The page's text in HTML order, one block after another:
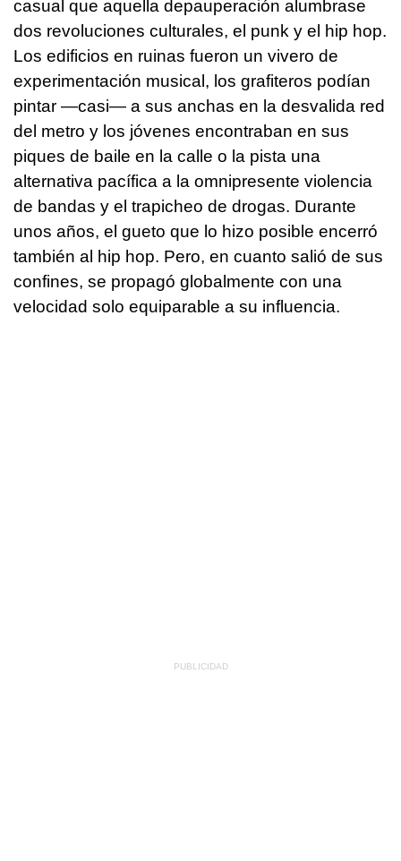
casual que aquella depauperación alumbrase
dos revoluciones culturales, el punk y el hip hop.
Los edificios en ruinas fueron un vivero de
experimentación musical, los grafiteros podían
pintar —casi— a sus anchas en la desvalida red
del metro y los jóvenes encontraban en sus
piques de baile en la calle o la pista una
alternativa pacífica a la omnipresente violencia
de bandas y el trapicheo de drogas. Durante
unos años, el gueto que lo hizo posible encerró
también al hip hop. Pero, en cuanto salió de sus
confines, se propagó globalmente con una
velocidad solo equiparable a su influencia.